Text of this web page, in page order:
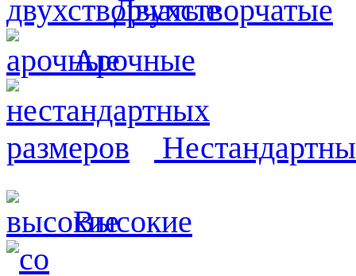
Двухстворчатые
Арочные
Высокие